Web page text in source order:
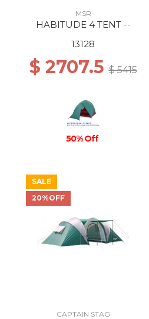
MSR
HABITUDE 4 TENT --
13128
$ 2707.5$ 5415
50% Off
SALE
20%OFF
CAPTAIN STAG